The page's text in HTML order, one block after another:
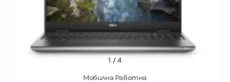
Мобилна Работна
1 / 4